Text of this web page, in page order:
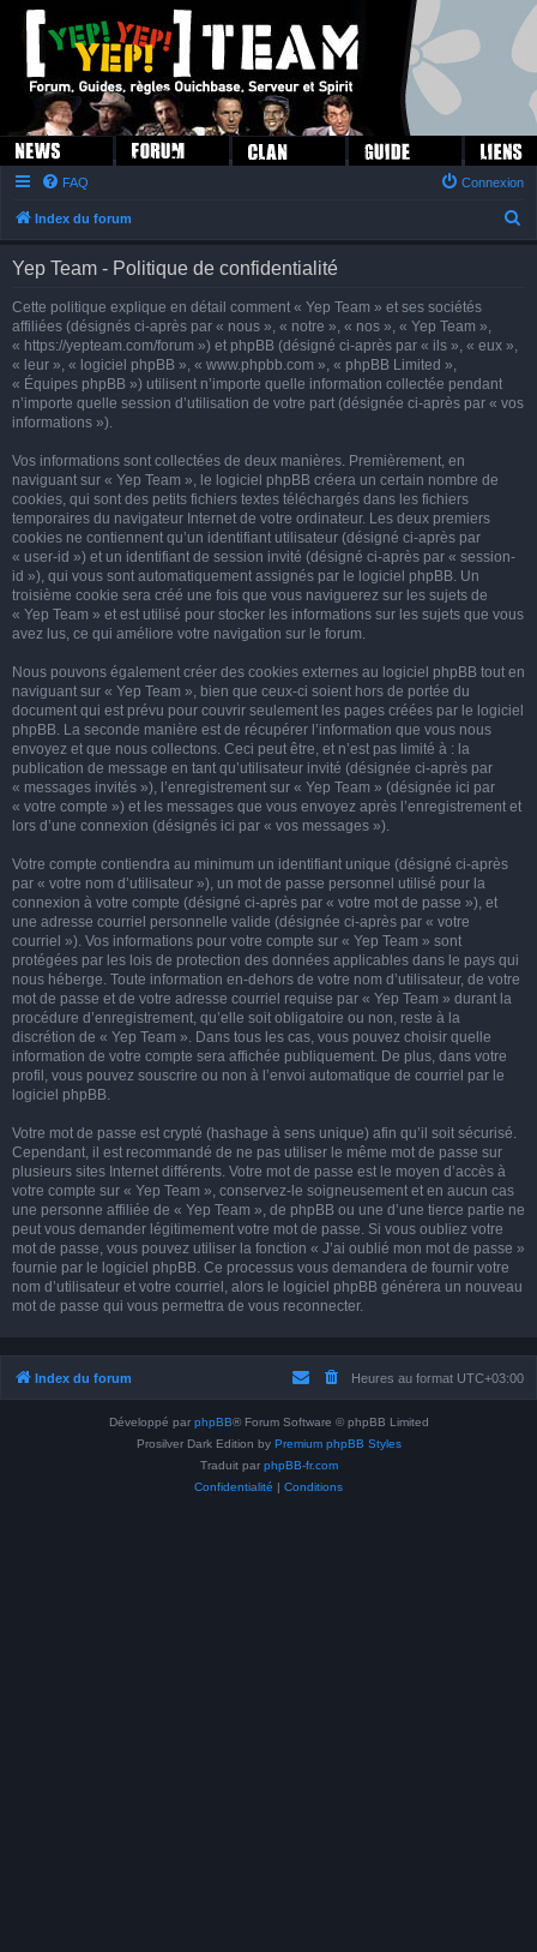
FAQ Connexion
Index du forum
Yep Team - Politique de confidentialité
Cette politique explique en détail comment « Yep Team » et ses sociétés
affiliées (désignés ci-après par « nous », « notre », « nos », « Yep Team »,
« https://yepteam.com/forum ») et phpBB (désigné ci-après par « ils », « eux »,
« leur », « logiciel phpBB », « www.phpbb.com », « phpBB Limited »,
« Équipes phpBB ») utilisent n’importe quelle information collectée pendant
n’importe quelle session d’utilisation de votre part (désignée ci-après par « vos
informations »).
Vos informations sont collectées de deux manières. Premièrement, en
naviguant sur « Yep Team », le logiciel phpBB créera un certain nombre de
cookies, qui sont des petits fichiers textes téléchargés dans les fichiers
temporaires du navigateur Internet de votre ordinateur. Les deux premiers
cookies ne contiennent qu’un identifiant utilisateur (désigné ci-après par
« user-id ») et un identifiant de session invité (désigné ci-après par « session-
id »), qui vous sont automatiquement assignés par le logiciel phpBB. Un
troisième cookie sera créé une fois que vous naviguerez sur les sujets de
« Yep Team » et est utilisé pour stocker les informations sur les sujets que vous
avez lus, ce qui améliore votre navigation sur le forum.
Nous pouvons également créer des cookies externes au logiciel phpBB tout en
naviguant sur « Yep Team », bien que ceux-ci soient hors de portée du
document qui est prévu pour couvrir seulement les pages créées par le logiciel
phpBB. La seconde manière est de récupérer l’information que vous nous
envoyez et que nous collectons. Ceci peut être, et n’est pas limité à : la
publication de message en tant qu’utilisateur invité (désignée ci-après par
« messages invités »), l’enregistrement sur « Yep Team » (désignée ici par
« votre compte ») et les messages que vous envoyez après l’enregistrement et
lors d’une connexion (désignés ici par « vos messages »).
Votre compte contiendra au minimum un identifiant unique (désigné ci-après
par « votre nom d’utilisateur »), un mot de passe personnel utilisé pour la
connexion à votre compte (désigné ci-après par « votre mot de passe »), et
une adresse courriel personnelle valide (désignée ci-après par « votre
courriel »). Vos informations pour votre compte sur « Yep Team » sont
protégées par les lois de protection des données applicables dans le pays qui
nous héberge. Toute information en-dehors de votre nom d’utilisateur, de votre
mot de passe et de votre adresse courriel requise par « Yep Team » durant la
procédure d’enregistrement, qu’elle soit obligatoire ou non, reste à la
discrétion de « Yep Team ». Dans tous les cas, vous pouvez choisir quelle
information de votre compte sera affichée publiquement. De plus, dans votre
profil, vous pouvez souscrire ou non à l’envoi automatique de courriel par le
logiciel phpBB.
Votre mot de passe est crypté (hashage à sens unique) afin qu’il soit sécurisé.
Cependant, il est recommandé de ne pas utiliser le même mot de passe sur
plusieurs sites Internet différents. Votre mot de passe est le moyen d’accès à
votre compte sur « Yep Team », conservez-le soigneusement et en aucun cas
une personne affiliée de « Yep Team », de phpBB ou une d’une tierce partie ne
peut vous demander légitimement votre mot de passe. Si vous oubliez votre
mot de passe, vous pouvez utiliser la fonction « J’ai oublié mon mot de passe »
fournie par le logiciel phpBB. Ce processus vous demandera de fournir votre
nom d’utilisateur et votre courriel, alors le logiciel phpBB générera un nouveau
mot de passe qui vous permettra de vous reconnecter.
Index du forum Heures au format UTC+03:00
Développé par phpBB® Forum Software © phpBB Limited
Prosilver Dark Edition by Premium phpBB Styles
Traduit par phpBB-fr.com
Confidentialité | Conditions